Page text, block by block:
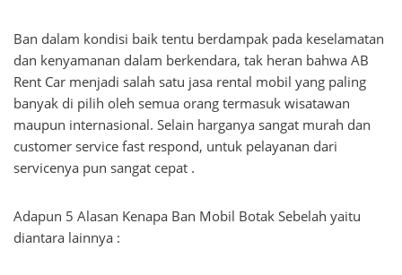
Ban dalam kondisi baik tentu berdampak pada keselamatan
dan kenyamanan dalam berkendara, tak heran bahwa AB
Rent Car menjadi salah satu jasa rental mobil yang paling
banyak di pilih oleh semua orang termasuk wisatawan
maupun internasional. Selain harganya sangat murah dan
customer service fast respond, untuk pelayanan dari
servicenya pun sangat cepat .
Adapun 5 Alasan Kenapa Ban Mobil Botak Sebelah yaitu
diantara lainnya :